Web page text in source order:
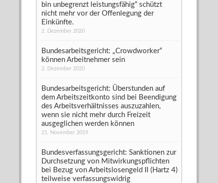
bin unbegrenzt leistungsfähig“ schützt
nicht mehr vor der Offenlegung der
Einkünfte.
2. Dezember 2020
Bundesarbeitsgericht: „Crowdworker“
können Arbeitnehmer sein
2. Dezember 2020
Bundesarbeitsgericht: Überstunden auf
dem Arbeitszeitkonto sind bei Beendigung
des Arbeitsverhältnisses auszuzahlen,
wenn sie nicht mehr durch Freizeit
ausgeglichen werden können
21. November 2019
Bundesverfassungsgericht: Sanktionen zur
Durchsetzung von Mitwirkungspflichten
bei Bezug von Arbeitslosengeld II (Hartz 4)
teilweise verfassungswidrig